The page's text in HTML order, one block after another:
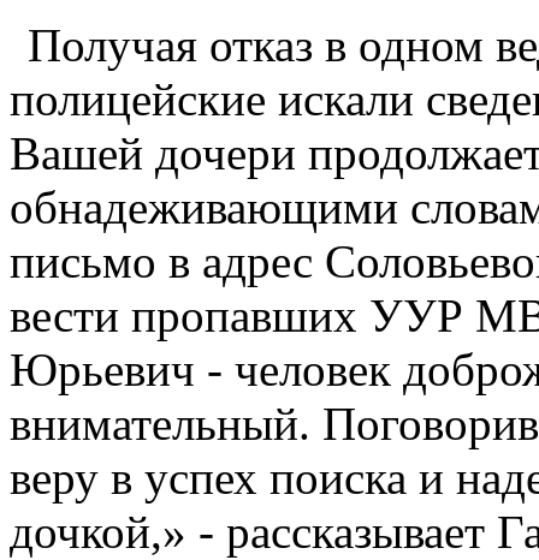
Получая отказ в одном
полицейские искали
Вашей дочери
обнадеживающими
письмо в адрес
вести пропавших УУР
Юрьевич - человек
внимательный.
веру в успех поиска и
дочкой,» - рассказывает